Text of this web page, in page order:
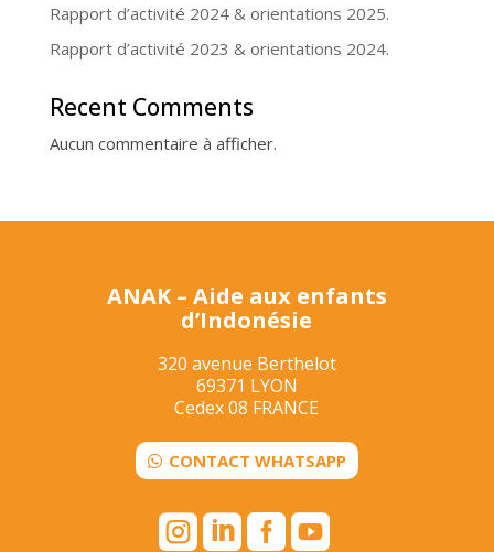
Rapport d’activité 2024 & orientations 2025.
Rapport d’activité 2023 & orientations 2024.
Recent Comments
Aucun commentaire à afficher.
ANAK – Aide aux enfants
d’Indonésie
320 avenue Berthelot
69371 LYON
Cedex 08 FRANCE
CONTACT WHATSAPP
 